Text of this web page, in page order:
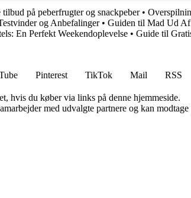
på peberfrugter og snackpeber•
og Anbefalinger• Guiden til Mad Ud
En Perfekt Weekendoplevelse • Guide til
Pinterest TikTok Mail
RSS
hvis du køber via links på denne hjemmeside.
med udvalgte partnere og kan